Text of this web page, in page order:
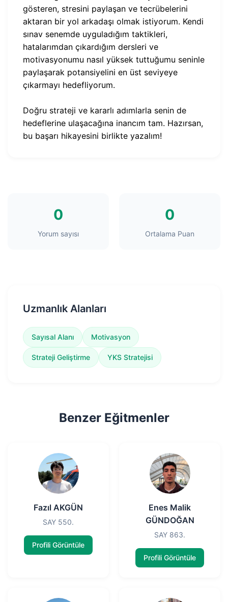
gösteren, stresini paylaşan ve tecrübelerini
aktaran bir yol arkadaşı olmak istiyorum. Kendi
sınav senemde uyguladığım taktikleri,
hatalarımdan çıkardığım dersleri ve
motivasyonumu nasıl yüksek tuttuğumu seninle
paylaşarak potansiyelini en üst seviyeye
çıkarmayı hedefliyorum.
Doğru strateji ve kararlı adımlarla senin de
hedeflerine ulaşacağına inancım tam. Hazırsan,
bu başarı hikayesini birlikte yazalım!
0
Yorum sayısı
0
Ortalama Puan
Uzmanlık Alanları
Sayısal Alanı Motivasyon
Strateji Geliştirme YKS Stratejisi
Benzer Eğitmenler
Fazıl AKGÜN
SAY 550.
Profili Görüntüle
Enes Malik
GÜNDOĞAN
SAY 863.
Profili Görüntüle